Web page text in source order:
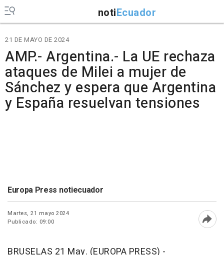
notiEcuador
21 DE MAYO DE 2024
AMP.- Argentina.- La UE rechaza
ataques de Milei a mujer de
Sánchez y espera que Argentina
y España resuelvan tensiones
Europa Press notiecuador
Martes, 21 mayo 2024
Publicado: 09:00
BRUSELAS 21 May. (EUROPA PRESS) -